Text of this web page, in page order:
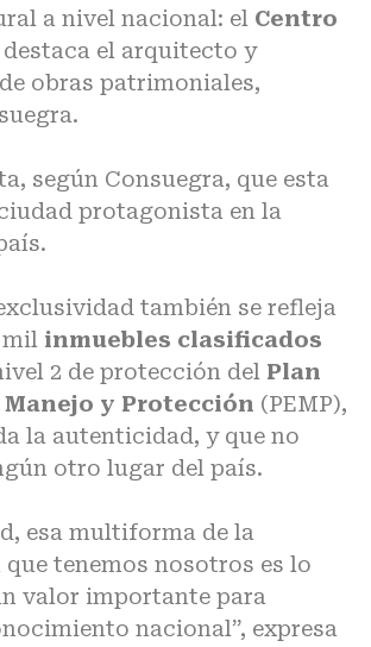
a nivel nacional: el Centro
destaca el arquitecto y
obras patrimoniales,
según Consuegra, que esta
protagonista en la
también se refleja
mil inmuebles clasificados
2 de protección del Plan
Manejo y Protección (PEMP),
la autenticidad, y que no
otro lugar del país.
esa multiforma de la
tenemos nosotros es lo
valor importante para
nacional”, expresa